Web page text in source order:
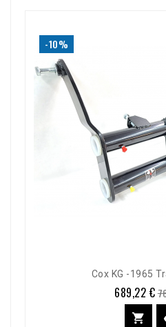
-10%
Cox KG -1965
689,22 € de
